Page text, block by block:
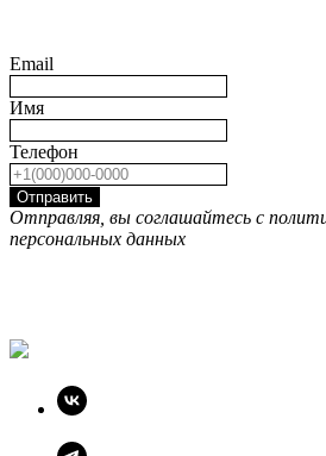
Email
Имя
Телефон
Отправить
Отправляя, вы соглашайтесь с
персональных данных